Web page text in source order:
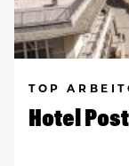
TOP
Hotel